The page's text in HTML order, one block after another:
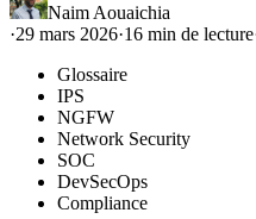
Naim Aouaichia
·29 mars 2026·16 min de lecture
Glossaire
IPS
NGFW
Network Security
SOC
DevSecOps
Compliance